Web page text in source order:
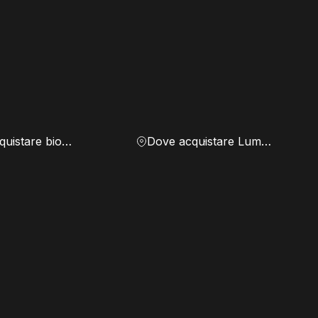
Dove acquistare biomassa Dove acquistare Lumen